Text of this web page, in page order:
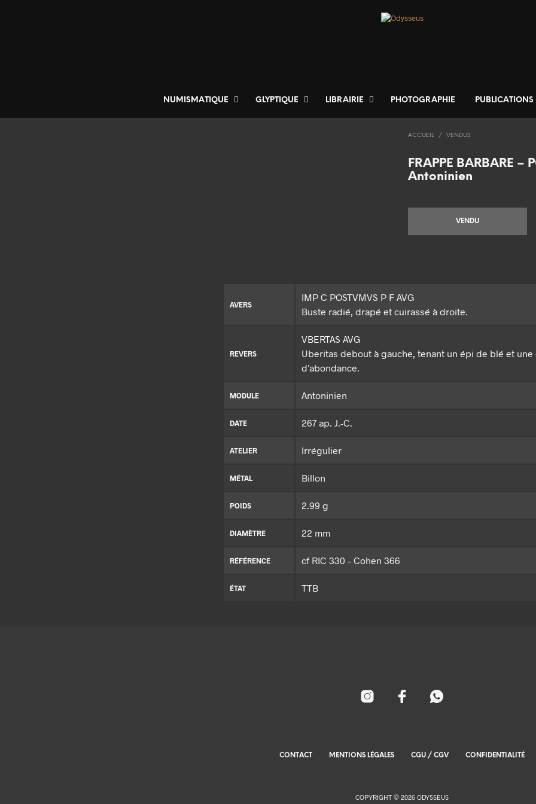
NUMISMATIQUE GLYPTIQUE LIBRAIRIE PHOTOGRAPHIE PUBLICATIONS
ACCUEIL / VENDUS
FRAPPE BARBARE –
Antoninien
VENDU
AVERS
IMP C POSTVMVS P F AVG
Buste radié, drapé et cuirassé à droite.
REVERS
VBERTAS AVG
Uberitas debout à gauche, tenant un épi de blé et une
d’abondance.
MODULE Antoninien
DATE 267 ap. J.-C.
ATELIER Irrégulier
MÉTAL Billon
POIDS 2.99 g
DIAMÈTRE 22 mm
RÉFÉRENCE cf RIC 330 – Cohen 366
ÉTAT TTB
CONTACT MENTIONS LÉGALES CGU / CGV CONFIDENTIALITÉ
COPYRIGHT © 2026 ODYSSEUS